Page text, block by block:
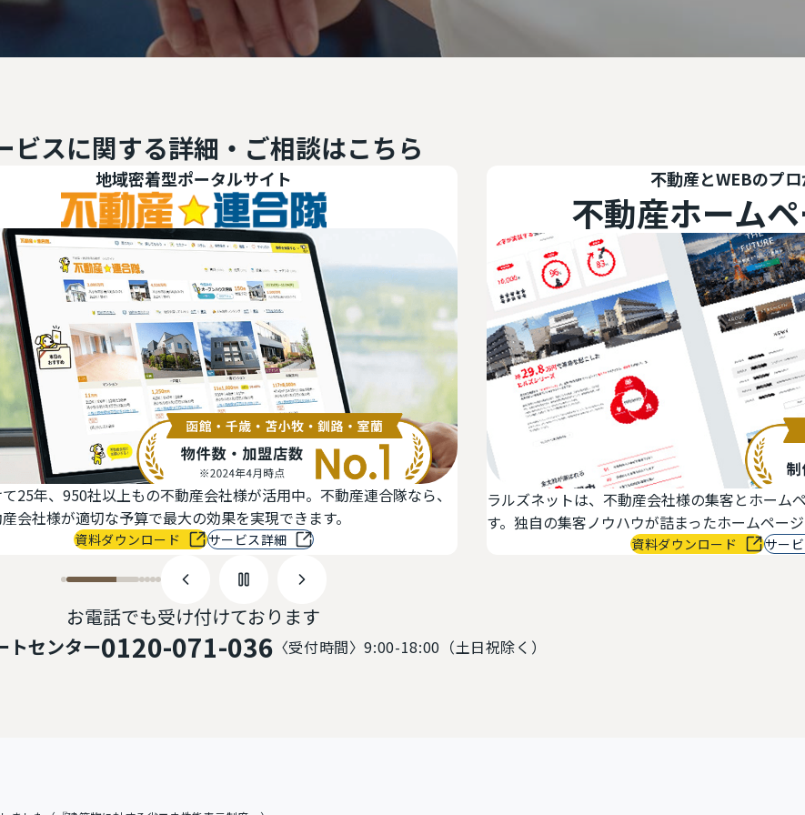
ビスに関する詳細・ご相談はこちら
活用中。不動産連合隊なら、
現できます。
不動産ホームページ制作
ラルズネットは、不動産会社様の集客とホームページ制作を専門に行うIT企業で
す。独自の集客ノウハウが詰まったホームページを提供します。
お電話でも受け付けております
トセンター0120-071-036 〈受付時間〉9:00-18:00（土日祝除く）